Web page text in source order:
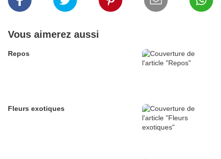
Vous aimerez aussi
Repos
Fleurs exotiques